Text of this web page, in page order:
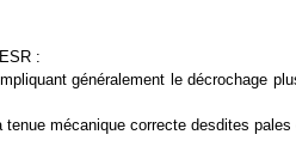
:
généralement le décrochage
mécanique correcte desdites